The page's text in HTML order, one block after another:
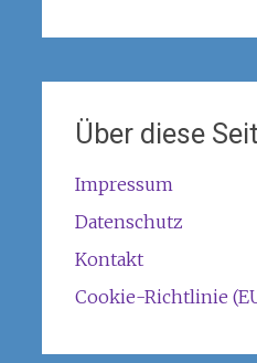
Über diese
Impressum
Datenschutz
Kontakt
Cookie-Richtlinie